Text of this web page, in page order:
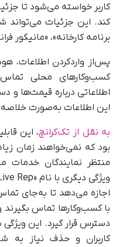
کاربر خواسته می‌شود تا
کند. این جزئیات می‌تواند
برنامه کارخانه»،
پس‌از وارد‌کردن اطلاعات،
کسب‌وکارهای محلی تماس
اطلاعاتی درباره قیمت‌ها
این اطلاعات به‌صورت خلاصه
به نقل از تک‌کرانچ، این
بود که نمی‌خواهند زمان
منتظر نمایندگان خدمات
اجازه می‌دهد تا به‌جای
با کسب‌وکارها تماس بگیرند
دسترس قرار گیرد. این
کاربران و حذف نیاز به